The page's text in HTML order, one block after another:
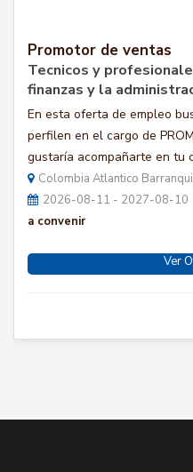
Promotor de ventas
Tecnicos y
finanzas y la
En esta oferta de empleo
perfilen en el cargo de
gustaría acompañarte en tu
Colombia Atlantico
2026-08-11 - 2027-08-10
a convenir
Ver